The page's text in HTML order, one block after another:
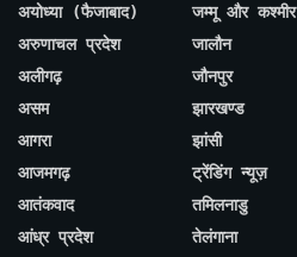
अयोध्या (फैजाबाद)
अरुणाचल प्रदेश
अलीगढ़
असम
आगरा
आजमगढ़
आतंकवाद
आंध्र प्रदेश
जम्मू और कश्मीर
जालौन
जौनपुर
झारखण्ड
झांसी
ट्रेंडिंग न्यूज़
तमिलनाडु
तेलंगाना